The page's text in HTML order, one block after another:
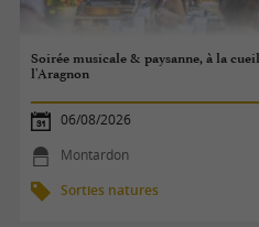
Soirée musicale & paysanne, à la
l'Aragnon
06/08/2026
Montardon
Sorties natures